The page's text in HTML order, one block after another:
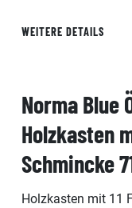
WEITERE DETAILS
Norma Blue
Holzkasten
Schmincke
Holzkasten mit 11